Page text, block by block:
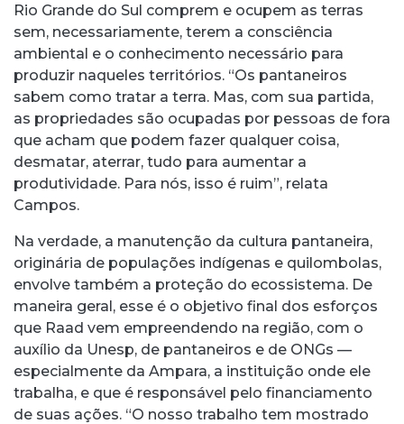
Rio Grande do Sul comprem e ocupem as terras
sem, necessariamente, terem a consciência
ambiental e o conhecimento necessário para
produzir naqueles territórios. “Os pantaneiros
sabem como tratar a terra. Mas, com sua partida,
as propriedades são ocupadas por pessoas de fora
que acham que podem fazer qualquer coisa,
desmatar, aterrar, tudo para aumentar a
produtividade. Para nós, isso é ruim”, relata
Campos.
Na verdade, a manutenção da cultura pantaneira,
originária de populações indígenas e quilombolas,
envolve também a proteção do ecossistema. De
maneira geral, esse é o objetivo final dos esforços
que Raad vem empreendendo na região, com o
auxílio da Unesp, de pantaneiros e de ONGs —
especialmente da Ampara, a instituição onde ele
trabalha, e que é responsável pelo financiamento
de suas ações. “O nosso trabalho tem mostrado